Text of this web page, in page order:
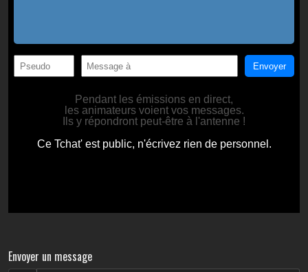
Envoyer un message